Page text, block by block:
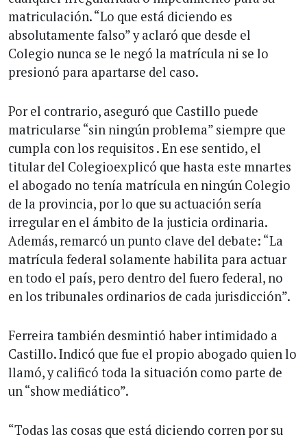
matriculación. “Lo que está diciendo es
absolutamente falso” y aclaró que desde el
Colegio nunca se le negó la matrícula ni se lo
presionó para apartarse del caso.
Por el contrario, aseguró que Castillo puede
matricularse “sin ningún problema” siempre que
cumpla con los requisitos . En ese sentido, el
titular del Colegioexplicó que hasta este mnartes
el abogado no tenía matrícula en ningún Colegio
de la provincia, por lo que su actuación sería
irregular en el ámbito de la justicia ordinaria.
Además, remarcó un punto clave del debate: “La
matrícula federal solamente habilita para actuar
en todo el país, pero dentro del fuero federal, no
en los tribunales ordinarios de cada jurisdicción”.
Ferreira también desmintió haber intimidado a
Castillo. Indicó que fue el propio abogado quien lo
llamó, y calificó toda la situación como parte de
un “show mediático”.
“Todas las cosas que está diciendo corren por su